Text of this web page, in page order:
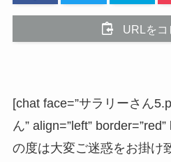
URLをコ
[chat face=”サラリーさん
ん” align=”left” border=”red”
の度は大変ご迷惑をお掛け